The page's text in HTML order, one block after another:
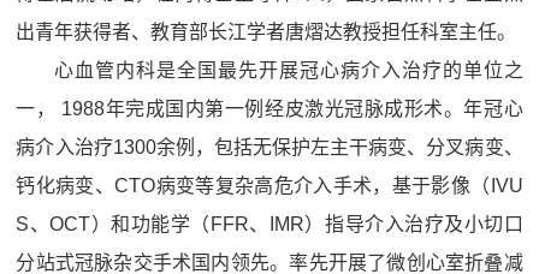
出青年获得者、教育部长江学者唐熠达教授担任科室主任。
心血管内科是全国最先开展冠心病介入治疗的单位之
一， 1988年完成国内第一例经皮激光冠脉成形术。年冠心
病介入治疗1300余例，包括无保护左主干病变、分叉病变、
钙化病变、CTO病变等复杂高危介入手术，基于影像（IVU
S、OCT）和功能学（FFR、IMR）指导介入治疗及小切口
分站式冠脉杂交手术国内领先。率先开展了微创心室折叠减